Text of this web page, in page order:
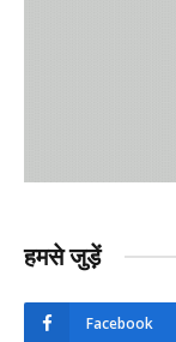
हमसे जुड़ें
Facebook